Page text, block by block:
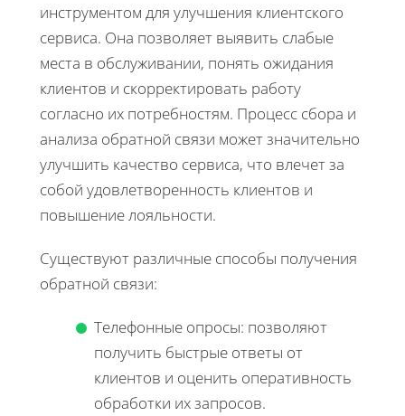
инструментом для улучшения клиентского
сервиса. Она позволяет выявить слабые
места в обслуживании, понять ожидания
клиентов и скорректировать работу
согласно их потребностям. Процесс сбора и
анализа обратной связи может значительно
улучшить качество сервиса, что влечет за
собой удовлетворенность клиентов и
повышение лояльности.
Существуют различные способы получения
обратной связи:
Телефонные опросы: позволяют
получить быстрые ответы от
клиентов и оценить оперативность
обработки их запросов.